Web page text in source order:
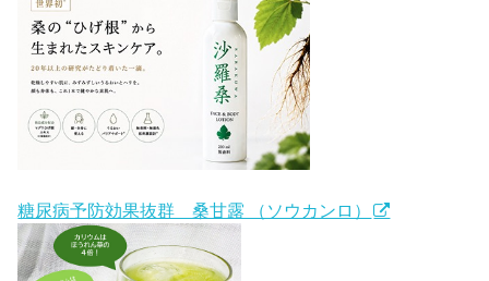
糖尿病予防効果抜群 桑甘露 （ソウカンロ）